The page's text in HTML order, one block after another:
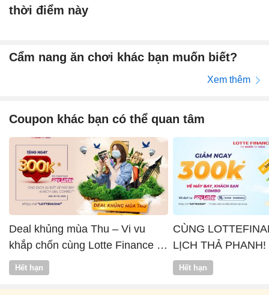
thời điểm này
Cẩm nang ăn chơi khác bạn muốn biết?
Xem thêm
Coupon khác bạn có thể quan tâm
Deal khủng mùa Thu – Vi vu
khắp chốn cùng Lotte Finance x
Vntrip
Hết hạn
CÙNG
LỊCH THẢ PHANH!
Hết hạn